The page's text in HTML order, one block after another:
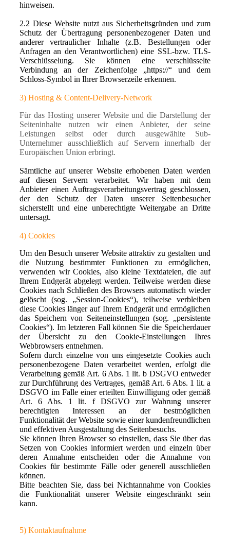
hinweisen.
2.2 Diese Website nutzt aus Sicherheitsgründen und zum
Schutz der Übertragung personenbezogener Daten und
anderer vertraulicher Inhalte (z.B. Bestellungen oder
Anfragen an den Verantwortlichen) eine SSL-bzw. TLS-
Verschlüsselung. Sie können eine verschlüsselte
Verbindung an der Zeichenfolge „https://“ und dem
Schloss-Symbol in Ihrer Browserzeile erkennen.
3) Hosting & Content-Delivery-Network
Für das Hosting unserer Website und die Darstellung der
Seiteninhalte nutzen wir einen Anbieter, der seine
Leistungen selbst oder durch ausgewählte Sub-
Unternehmer ausschließlich auf Servern innerhalb der
Europäischen Union erbringt.
Sämtliche auf unserer Website erhobenen Daten werden
auf diesen Servern verarbeitet. Wir haben mit dem
Anbieter einen Auftragsverarbeitungsvertrag geschlossen,
der den Schutz der Daten unserer Seitenbesucher
sicherstellt und eine unberechtigte Weitergabe an Dritte
untersagt.
4) Cookies
Um den Besuch unserer Website attraktiv zu gestalten und
die Nutzung bestimmter Funktionen zu ermöglichen,
verwenden wir Cookies, also kleine Textdateien, die auf
Ihrem Endgerät abgelegt werden. Teilweise werden diese
Cookies nach Schließen des Browsers automatisch wieder
gelöscht (sog. „Session-Cookies“), teilweise verbleiben
diese Cookies länger auf Ihrem Endgerät und ermöglichen
das Speichern von Seiteneinstellungen (sog. „persistente
Cookies“). Im letzteren Fall können Sie die Speicherdauer
der Übersicht zu den Cookie-Einstellungen Ihres
Webbrowsers entnehmen.
Sofern durch einzelne von uns eingesetzte Cookies auch
personenbezogene Daten verarbeitet werden, erfolgt die
Verarbeitung gemäß Art. 6 Abs. 1 lit. b DSGVO entweder
zur Durchführung des Vertrages, gemäß Art. 6 Abs. 1 lit. a
DSGVO im Falle einer erteilten Einwilligung oder gemäß
Art. 6 Abs. 1 lit. f DSGVO zur Wahrung unserer
berechtigten Interessen an der bestmöglichen
Funktionalität der Website sowie einer kundenfreundlichen
und effektiven Ausgestaltung des Seitenbesuchs.
Sie können Ihren Browser so einstellen, dass Sie über das
Setzen von Cookies informiert werden und einzeln über
deren Annahme entscheiden oder die Annahme von
Cookies für bestimmte Fälle oder generell ausschließen
können.
Bitte beachten Sie, dass bei Nichtannahme von Cookies
die Funktionalität unserer Website eingeschränkt sein
kann.
5) Kontaktaufnahme